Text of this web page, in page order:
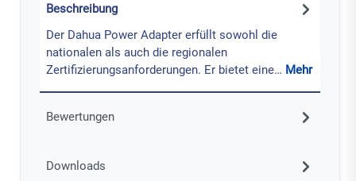
Beschreibung
Der Dahua Power Adapter erfüllt sowohl die
nationalen als auch die regionalen
Zertifizierungsanforderungen. Er bietet eine… Mehr
Bewertungen
Downloads